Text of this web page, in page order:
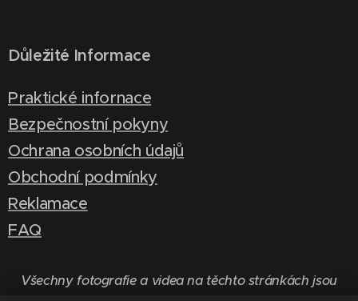
Důležité Informace
Praktické infornace
Bezpečnostní pokyny
Ochrana osobních údajů
Obchodní podmínky
Reklamace
FAQ
Všechny fotografie a videa na těchto stránkách jsou